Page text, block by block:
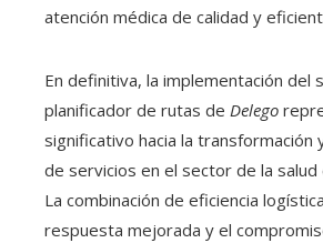
atención médica de calidad y
En definitiva, la implementación del
planificador de rutas de Delego
significativo hacia la transformación
de servicios en el sector de la salud
La combinación de eficiencia
respuesta mejorada y el